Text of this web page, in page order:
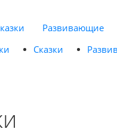
Развивающие
Сказки